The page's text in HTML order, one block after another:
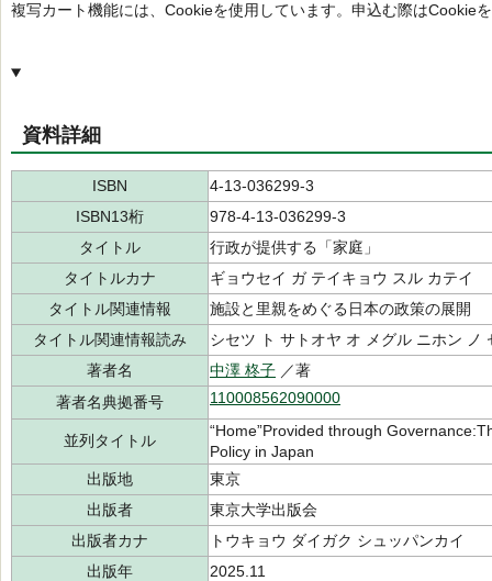
複写カート機能には、Cookieを使用しています。申込む際はCookie
資料詳細
ISBN
4-13-036299-3
ISBN13桁
978-4-13-036299-3
タイトル
行政が提供する「家庭」
タイトルカナ
ギョウセイ ガ テイキョウ スル カテイ
タイトル関連情報
施設と里親をめぐる日本の政策の展開
タイトル関連情報読み
シセツ ト サトオヤ オ メグル ニホン ノ
著者名
中澤 柊子 ／著
著者名典拠番号
110008562090000
並列タイトル
“Home”Provided through
Policy in Japan
出版地
東京
出版者
東京大学出版会
出版者カナ
トウキョウ ダイガク シュッパンカイ
出版年
2025.11